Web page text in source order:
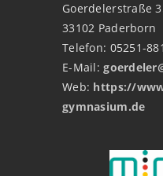
Goerdelerstraße
33102 Paderborn
Telefon: 05251-
E-Mail:
Web: https://
gymnasium.de